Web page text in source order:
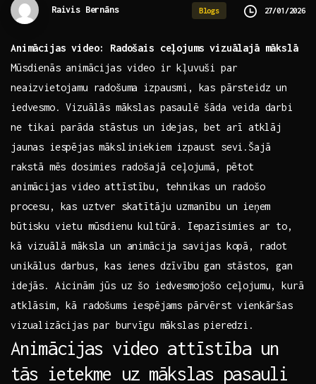
Raivis Bernāns Blogs 27/01/2026
Animācijas video: ‌Radošais ceļojums vizuālajā mākslā
Mūsdienās animācijas video ir kļuvuši par
neaizvietojamu radošuma izpausmi, kas pārsteidz⁢ un
iedvesmo. Vizuālās mākslas pasaulē šāda veida darbi
ne tikai parāda‌ stāstus un idejas, bet arī ⁣atklāj
jaunas iespējas māksliniekiem izpaust​ sevi.Šajā
⁤rakstā mēs dosimies radošajā ceļojumā, pētot
animācijas video attīstību, tehnikas un radošo
procesu, kas uztver skatītāju uzmanību un ⁤ieņem
būtisku vietu mūsdienu⁣ kultūrā. Iepazīsimies ‍ar to,
kā vizuālā māksla un animācija savijas kopā, radot​
unikālus darbus, kas ienes dzīvību gan⁢ stāstos, gan
idejās. Aicinām jūs uz šo iedvesmojošo ceļojumu, kurā
atklāsim, kā radošums iespējams pārvērst​ vienkāršas⁣
vizualizācijas ⁢par burvīgu mākslas pieredzi.
Animācijas⁤ video attīstība un‍
tās ⁤ietekme uz mākslas pasauli